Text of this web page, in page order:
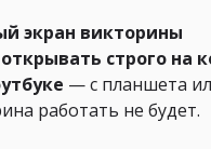
экран викторины
открывать строго на
— с планшета
работать не будет.